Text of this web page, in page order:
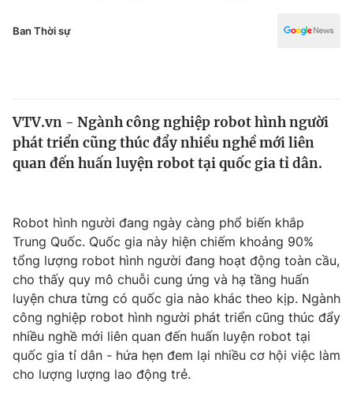
Thế giới
Câu chuyện quốc tế
Tài chính
Thị trường
Góc doanh nghiệp
Dữ liệu và đời sống
Truyền hình
Phim VTV
Hậu trường
Nhân vật
Giải trí
Điện ảnh
Đời sống
Đời sống
Ban Thời sự
VTV.vn - Ngành công nghiệp robot hình người
phát triển cũng thúc đẩy nhiều nghề mới liên
quan đến huấn luyện robot tại quốc gia tỉ dân.
Robot hình người đang ngày càng phổ biến khắp
Trung Quốc. Quốc gia này hiện chiếm khoảng 90%
tổng lượng robot hình người đang hoạt động toàn cầu,
cho thấy quy mô chuỗi cung ứng và hạ tầng huấn
luyện chưa từng có quốc gia nào khác theo kịp. Ngành
công nghiệp robot hình người phát triển cũng thúc đẩy
nhiều nghề mới liên quan đến huấn luyện robot tại
quốc gia tỉ dân - hứa hẹn đem lại nhiều cơ hội việc làm
cho lượng lượng lao động trẻ.